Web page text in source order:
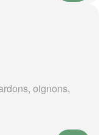
oignons,